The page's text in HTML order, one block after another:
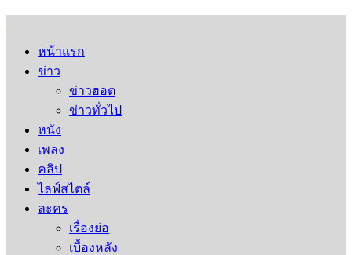
หน้าแรก
ข่าว
ข่าวฮอต
ข่าวทั่วไป
หนัง
เพลง
คลิป
ไลฟ์สไตล์
ละคร
เรื่องย่อ
เบื้องหลัง